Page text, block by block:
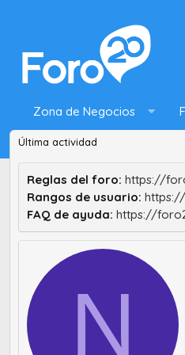
Zona de Negocios
Última actividad
Reglas del foro: https://
Rangos de usuario:
FAQ de ayuda: https://
N